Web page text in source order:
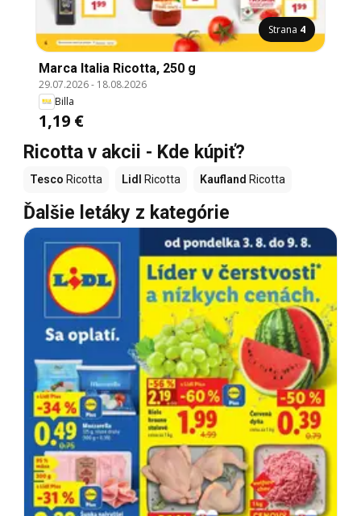
Strana 4
Marca Italia Ricotta, 250 g
29.07.2026- 18.08.2026
Billa
1,19 €
Ricotta v akcii - Kde kúpiť?
Tesco Ricotta Lidl Ricotta Kaufland Ricotta
Ďalšie letáky z kategórie